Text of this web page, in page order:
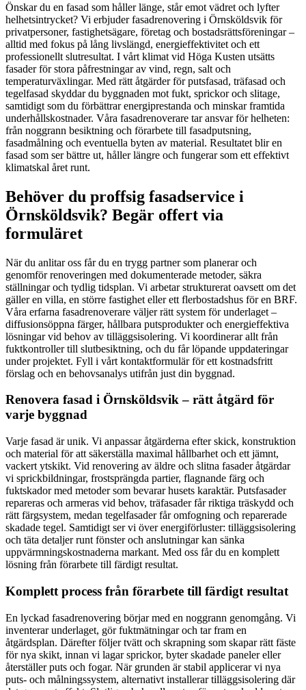
Önskar du en fasad som håller länge, står emot vädret och lyfter
helhetsintrycket? Vi erbjuder fasadrenovering i Örnsköldsvik för
privatpersoner, fastighetsägare, företag och bostadsrättsföreningar –
alltid med fokus på lång livslängd, energieffektivitet och ett
professionellt slutresultat. I vårt klimat vid Höga Kusten utsätts
fasader för stora påfrestningar av vind, regn, salt och
temperaturväxlingar. Med rätt åtgärder för putsfasad, träfasad och
tegelfasad skyddar du byggnaden mot fukt, sprickor och slitage,
samtidigt som du förbättrar energiprestanda och minskar framtida
underhållskostnader. Våra fasadrenoverare tar ansvar för helheten:
från noggrann besiktning och förarbete till fasadputsning,
fasadmålning och eventuella byten av material. Resultatet blir en
fasad som ser bättre ut, håller längre och fungerar som ett effektivt
klimatskal året runt.
Behöver du proffsig fasadservice i
Örnsköldsvik? Begär offert via
formuläret
När du anlitar oss får du en trygg partner som planerar och
genomför renoveringen med dokumenterade metoder, säkra
ställningar och tydlig tidsplan. Vi arbetar strukturerat oavsett om det
gäller en villa, en större fastighet eller ett flerbostadshus för en BRF.
Våra erfarna fasadrenoverare väljer rätt system för underlaget –
diffusionsöppna färger, hållbara putsprodukter och energieffektiva
lösningar vid behov av tilläggsisolering. Vi koordinerar allt från
fuktkontroller till slutbesiktning, och du får löpande uppdateringar
under projektet. Fyll i vårt kontaktformulär för ett kostnadsfritt
förslag och en behovsanalys utifrån just din byggnad.
Renovera fasad i Örnsköldsvik – rätt åtgärd för
varje byggnad
Varje fasad är unik. Vi anpassar åtgärderna efter skick, konstruktion
och material för att säkerställa maximal hållbarhet och ett jämnt,
vackert ytskikt. Vid renovering av äldre och slitna fasader åtgärdar
vi sprickbildningar, frostsprängda partier, flagnande färg och
fuktskador med metoder som bevarar husets karaktär. Putsfasader
repareras och armeras vid behov, träfasader får riktiga träskydd och
rätt färgsystem, medan tegelfasader får omfogning och reparerade
skadade tegel. Samtidigt ser vi över energiförluster: tilläggsisolering
och täta detaljer runt fönster och anslutningar kan sänka
uppvärmningskostnaderna markant. Med oss får du en komplett
lösning från förarbete till färdigt resultat.
Komplett process från förarbete till färdigt resultat
En lyckad fasadrenovering börjar med en noggrann genomgång. Vi
inventerar underlaget, gör fuktmätningar och tar fram en
åtgärdsplan. Därefter följer tvätt och skrapning som skapar rätt fäste
för nya skikt, innan vi lagar sprickor, byter skadade paneler eller
återställer puts och fogar. När grunden är stabil applicerar vi nya
puts- och målningssystem, alternativt installerar tilläggsisolering där